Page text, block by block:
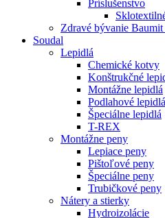
Príslušenstvo
Zdravé bývanie
Soudal
Lepidlá
Chemické kotvy
Konštrukčné
Montážne lepidlá
Podlahové lepidlá
Špeciálne lepidlá
T-REX
Montážne peny
Lepiace peny
Pištoľové peny
Špeciálne peny
Trubičkové peny
Nátery a stierky
Hydroizolácie